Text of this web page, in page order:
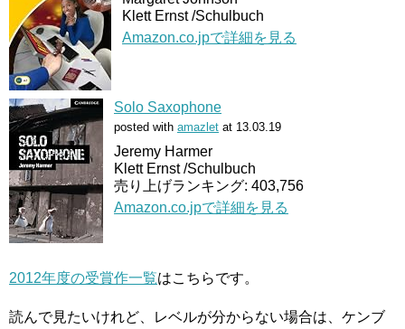
Klett Ernst /Schulbuch
Amazon.co.jpで詳細を見る
Solo Saxophone
posted with amazlet at 13.03.19
Jeremy Harmer
Klett Ernst /Schulbuch
売り上げランキング: 403,756
Amazon.co.jpで詳細を見る
2012年度の受賞作一覧はこちらです。
読んで見たいけれど、レベルが分からない場合は、ケンブ